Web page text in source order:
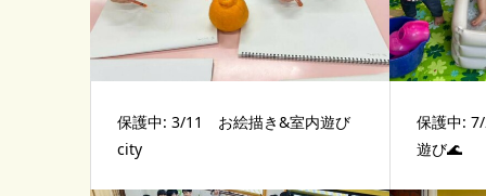
保護中: 3/11 お絵描き&室内遊び
city
保護中:
遊び🌊